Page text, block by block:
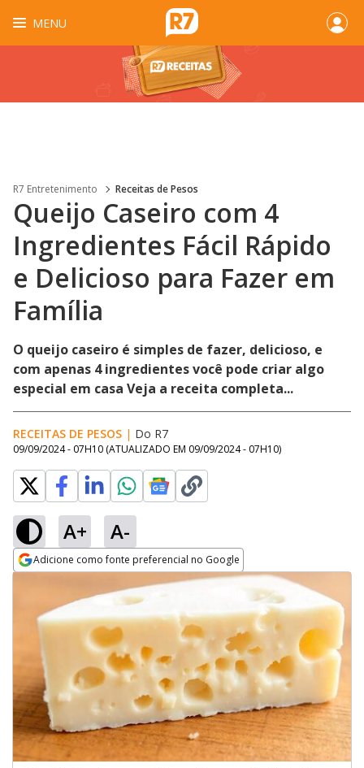
MENU
R7 Entretenimento Receitas de Pesos
Queijo Caseiro com 4
Ingredientes Fácil Rápido
e Delicioso para Fazer em
Família
O queijo caseiro é simples de fazer, delicioso, e
com apenas 4 ingredientes você pode criar algo
especial em casa Veja a receita completa...
RECEITAS DE PESOS | Do R7
09/09/2024 - 07H10 (ATUALIZADO EM 09/09/2024 - 07H10)
A+ A-
Adicione como fonte preferencial no Google
Opens in new window